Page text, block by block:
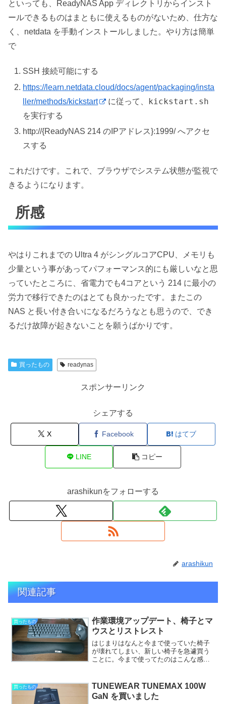
といっても、ReadyNAS App ディレクトリからインスト
ールできるものはまともに使えるものがないため、仕方な
く、netdata を手動インストールしました。やり方は簡単
で
SSH 接続可能にする
https://learn.netdata.cloud/docs/agent/packaging/insta
ller/methods/kickstart
に従って、 kickstart.sh
を実行する
http://{ReadyNAS 214 のIPアドレス}:1999/ へアクセ
スする
これだけです。これで、ブラウザでシステム状態が監視で
きるようになります。
所感
やはりこれまでの Ultra 4 がシングルコアCPU、メモリも
少量という事があってパフォーマンス的にも厳しいなと思
っていたところに、省電力でも4コアという 214 に最小の
労力で移行できたのはとても良かったです。またこの
NAS と長い付き合いになるだろうなとも思うので、でき
るだけ故障が起きないことを願うばかりです。
買ったもの readynas
スポンサーリンク
シェアする
X Facebook はてブ
LINE コピー
arashikunをフォローする
arashikun
関連記事
買ったもの
作業環境アップデート、椅子とマ
ウスとリストレスト
はじまりはなんと今まで使っていた椅子
が壊れてしまい、新しい椅子を急遽買う
ことに。今まで使ってたのはこんな感じ
だけど、今となっては反省です。何を考
えてこんなの選んだんだか...
買ったもの
TUNEWEAR TUNEMAX 100W
GaN を買いました